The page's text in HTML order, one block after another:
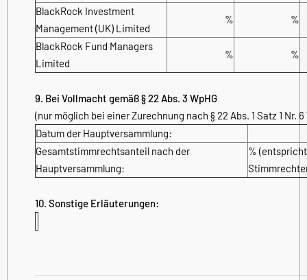
BlackRock Investment
Management (UK) Limited
% %
BlackRock Fund Managers
Limited
% %
9. Bei Vollmacht gemäß § 22 Abs. 3 WpHG
(nur möglich bei einer Zurechnung nach § 22 Abs. 1 Satz 1 Nr. 6
Datum der Hauptversammlung:
Gesamtstimmrechtsanteil nach der
Hauptversammlung:
% (entspricht
10. Sonstige Erläuterungen: